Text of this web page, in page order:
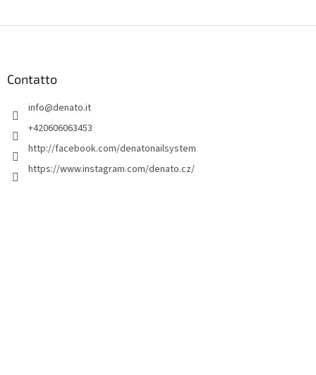
Contatto
info@denato.it
+420606063453
http://facebook.com/denatonailsystem
https://www.instagram.com/denato.cz/